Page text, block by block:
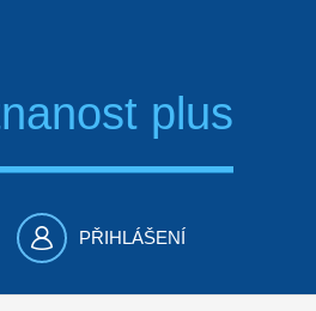
plus
PŘIHLÁŠENÍ